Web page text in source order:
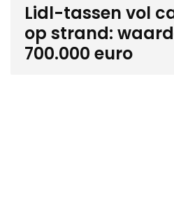
Lidl-tassen vol
op strand:
700.000 euro